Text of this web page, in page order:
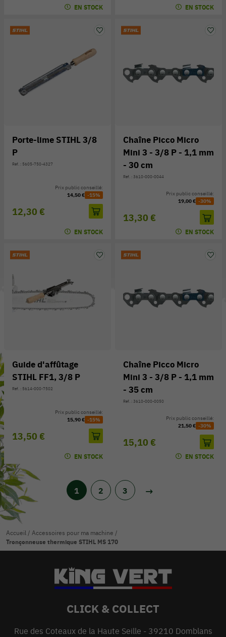
EN STOCK EN STOCK
Porte-lime STIHL 3/8
P
Réf. : 5605-750-4327
12,30 €
Prix public conseillé:
14,50 € -15%
EN STOCK
Chaîne Picco Micro
Mini 3 - 3/8 P - 1,1 mm
- 30 cm
Réf. : 3610-000-0044
13,30 €
Prix public conseillé:
19,00 € -30%
EN STOCK
Guide d'affûtage
STIHL FF1, 3/8 P
Réf. : 5614-000-7502
13,50 €
Prix public conseillé:
15,90 € -15%
EN STOCK
Chaîne Picco Micro
Mini 3 - 3/8 P - 1,1 mm
- 35 cm
Réf. : 3610-000-0050
15,10 €
Prix public conseillé:
21,50 € -30%
EN STOCK
1 2 3
Accueil / Accessoires pour ma machine /
Tronçonneuse thermique STIHL MS 170
CLICK & COLLECT
Rue des Coteaux de la Haute Seille - 39210 Domblans